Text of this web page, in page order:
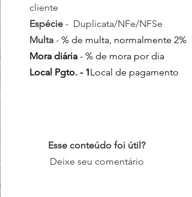
cliente
Espécie -  Duplicata/NFe/NFSe
Multa - % de multa, normalmente 2%
Mora diária - % de mora por dia
Local Pgto. - 1Local de pagamento
Esse conteúdo foi útil?
Deixe seu comentário